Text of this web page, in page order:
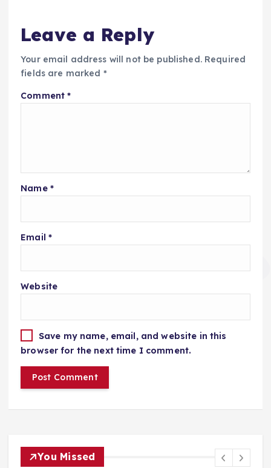
Leave a Reply
Your email address will not be published. Required
fields are marked *
Comment*
Name *
Email *
Website
Save my name, email, and website in this
browser for the next time I comment.
You Missed